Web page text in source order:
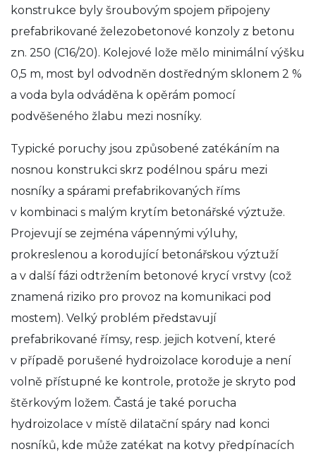
konstrukce byly šroubovým spojem připojeny
prefabrikované železobetonové konzoly z betonu
zn. 250 (C16/20). Kolejové lože mělo minimální výšku
0,5 m, most byl odvodněn dostředným sklonem 2 %
a voda byla odváděna k opěrám pomocí
podvěšeného žlabu mezi nosníky.
Typické poruchy jsou způsobené zatékáním na
nosnou konstrukci skrz podélnou spáru mezi
nosníky a spárami prefabrikovaných říms
v kombinaci s malým krytím betonářské výztuže.
Projevují se zejména vápennými výluhy,
prokreslenou a korodující betonářskou výztuží
a v další fázi odtržením betonové krycí vrstvy (což
znamená riziko pro provoz na komunikaci pod
mostem). Velký problém představují
prefabrikované římsy, resp. jejich kotvení, které
v případě porušené hydroizolace koroduje a není
volně přístupné ke kontrole, protože je skryto pod
štěrkovým ložem. Častá je také porucha
hydroizolace v místě dilatační spáry nad konci
nosníků, kde může zatékat na kotvy předpínacích